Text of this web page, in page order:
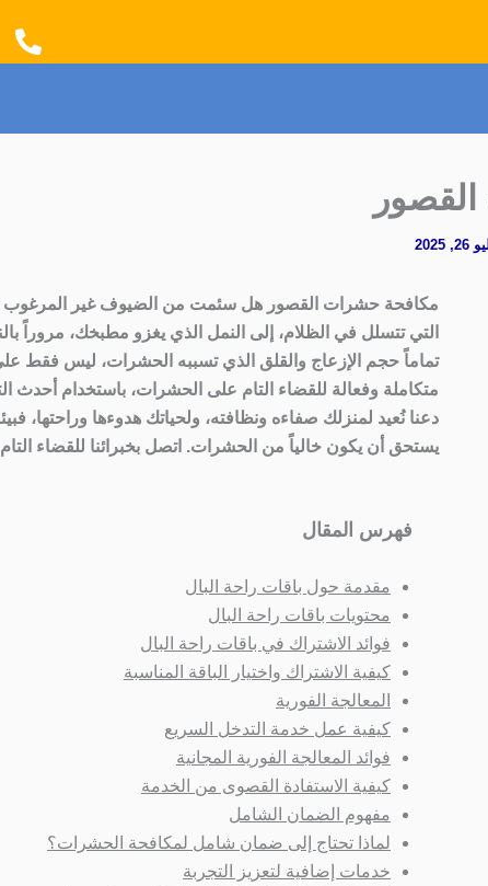
o
r
2025
مكافحة حشرات القصور هل سئمت من الضيوف غير المرغوب
التي تتسلل في الظلام، إلى النمل الذي يغزو مطبخك، مروراً
تماماً حجم الإزعاج والقلق الذي تسببه الحشرات، ليس فقط
متكاملة وفعالة للقضاء التام على الحشرات، باستخدام أحدث
دعنا نُعيد لمنزلك صفاءه ونظافته، ولحياتك هدوءها وراحتها،
يستحق أن يكون خالياً من الحشرات. اتصل بخبرائنا للقضاء التام
فهرس المقال
مقدمة حول باقات راحة البال
محتويات باقات راحة البال
فوائد الاشتراك في باقات راحة البال
كيفية الاشتراك واختيار الباقة المناسبة
المعالجة الفورية
كيفية عمل خدمة التدخل السريع
فوائد المعالجة الفورية المجانية
كيفية الاستفادة القصوى من الخدمة
مفهوم الضمان الشامل
لماذا تحتاج إلى ضمان شامل لمكافحة الحشرات؟
خدمات إضافية لتعزيز التجربة